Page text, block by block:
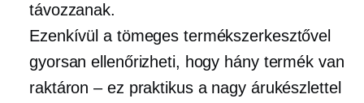
távozzanak.
Ezenkívül a tömeges termékszerkesztővel
gyorsan ellenőrizheti, hogy hány termék van
raktáron – ez praktikus a nagy árukészlettel